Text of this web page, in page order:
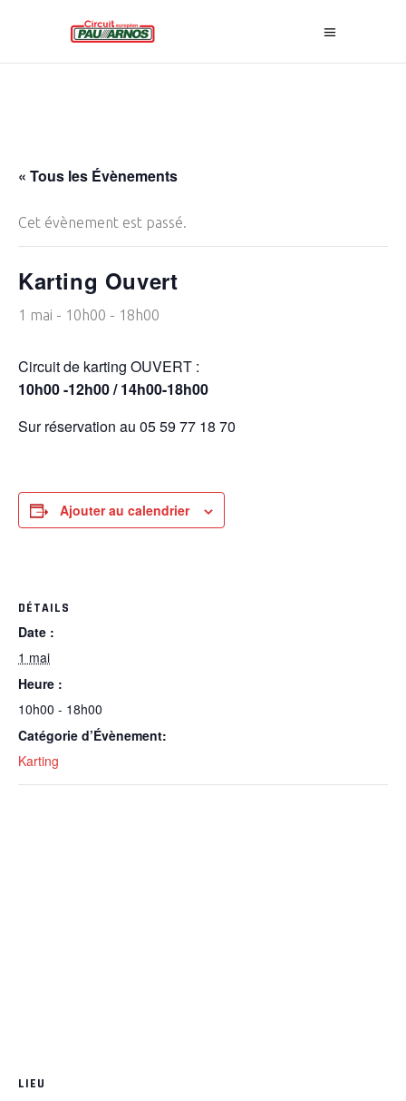
« Tous les Évènements
Cet évènement est passé.
Karting Ouvert
1 mai - 10h00 - 18h00
Circuit de karting OUVERT :
10h00 -12h00 / 14h00-18h00
Sur réservation au 05 59 77 18 70
Ajouter au calendrier
DÉTAILS
Date :
1 mai
Heure :
10h00 - 18h00
Catégorie d’Évènement:
Karting
LIEU